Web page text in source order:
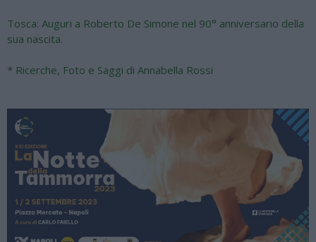
Tosca: Auguri a Roberto De Simone nel 90° anniversario della
sua nascita.
* Ricerche, Foto e Saggi di Annabella Rossi